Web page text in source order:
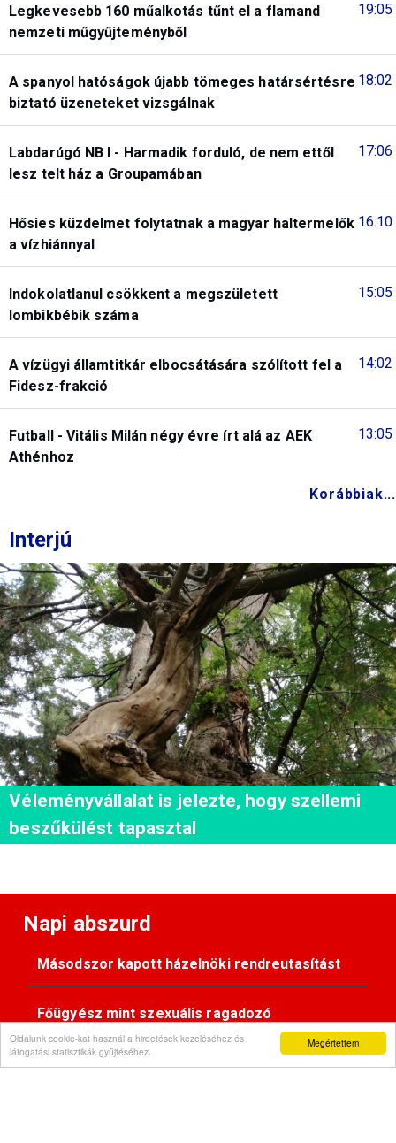
Megértettem
Oldalunk cookie-kat használ a hirdetések kezeléséhez és
látogatási statisztikák gyűjtéséhez.
19:05
Legkevesebb 160 műalkotás tűnt el a flamand
nemzeti műgyűjteményből
18:02
A spanyol hatóságok újabb tömeges határsértésre
biztató üzeneteket vizsgálnak
17:06
Labdarúgó NB I - Harmadik forduló, de nem ettől
lesz telt ház a Groupamában
16:10
Hősies küzdelmet folytatnak a magyar haltermelők
a vízhiánnyal
15:05
Indokolatlanul csökkent a megszületett
lombikbébik száma
14:02
A vízügyi államtitkár elbocsátására szólított fel a
Fidesz-frakció
13:05
Futball - Vitális Milán négy évre írt alá az AEK
Athénhoz
Korábbiak...
Interjú
Véleményvállalat is jelezte, hogy szellemi
beszűkülést tapasztal
Napi abszurd
Másodszor kapott házelnöki rendreutasítást
Főügyész mint szexuális ragadozó
Pimasz önkényúr